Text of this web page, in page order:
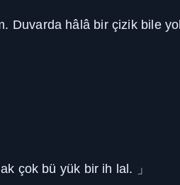
Duvarda hâlâ bir çizik bile
çok bü yük bir ih lal. 」